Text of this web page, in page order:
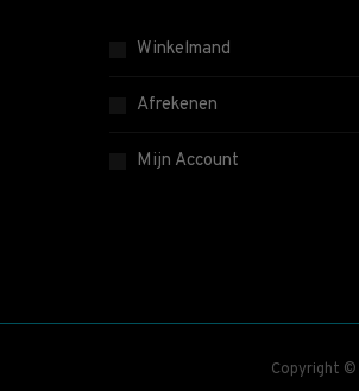
Winkelmand
Afrekenen
Mijn Account
Copyright ©